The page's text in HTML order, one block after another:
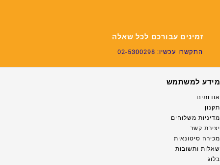
זמינים עבורכם לכל שאלה
התקשרו עכשיו: 02-5300298
מידע למשתמש
אודותינו
תקנון
מדיניות משלוחים
יצירת קשר
מכירה סיטונאית
שאלות ותשובות
בלוג